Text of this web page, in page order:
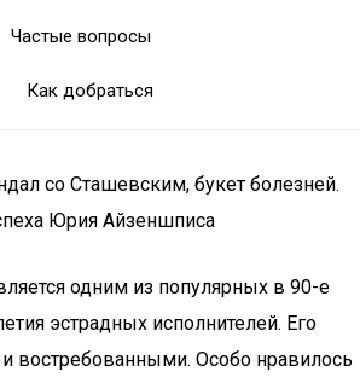
Частые вопросы
Как добраться
со Сташевским, букет болезней.
Юрия Айзеншписа
одним из популярных в 90-е
эстрадных исполнителей. Его
востребованными. Особо нравилось